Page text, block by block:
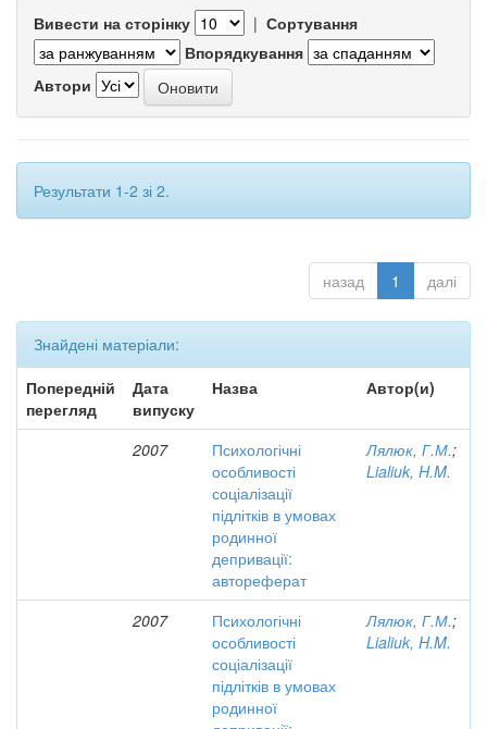
Вивести на сторінку | Сортування
Впорядкування
Автори
Результати 1-2 зі 2.
назад 1 далі
Знайдені матеріали:
Попередній
перегляд
Дата
випуску
Назва Автор(и)
2007
Психологічні
особливості
соціалізації
підлітків в умовах
родинної
депривації:
автореферат
Лялюк, Г.М.;
Lialiuk, H.M.
2007
Психологічні
особливості
соціалізації
підлітків в умовах
родинної
Лялюк, Г.М.;
Lialiuk, H.M.